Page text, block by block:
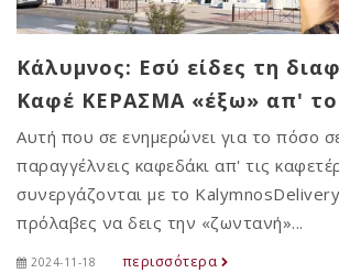
Κάλυμνος: Εσύ είδες τη
Καφέ ΚΕΡΑΣΜΑ «έξω» απ' το
Αυτή που σε ενημερώνει για το πόσο
παραγγέλνεις καφεδάκι απ' τις
συνεργάζονται με το
πρόλαβες να δεις την «ζωντανή»...
2024-11-18 περισσότερα